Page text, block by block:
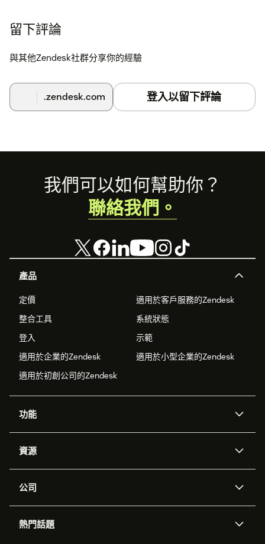
留下評論
與其他Zendesk社群分享你的經驗
.zendesk.com 登入以留下評論
Footer
產品
定價
適用於客戶服務的Zendesk
整合工具
系統狀態
登入
示範
適用於企業的Zendesk
適用於小型企業的Zendesk
適用於初創公司的Zendesk
功能
Zendesk人工智能
工單處理
資源
應用程式介面和開發者
客戶案例
公司
職位空缺
熱門話題
我們可以如何幫助你？
聯絡我們。